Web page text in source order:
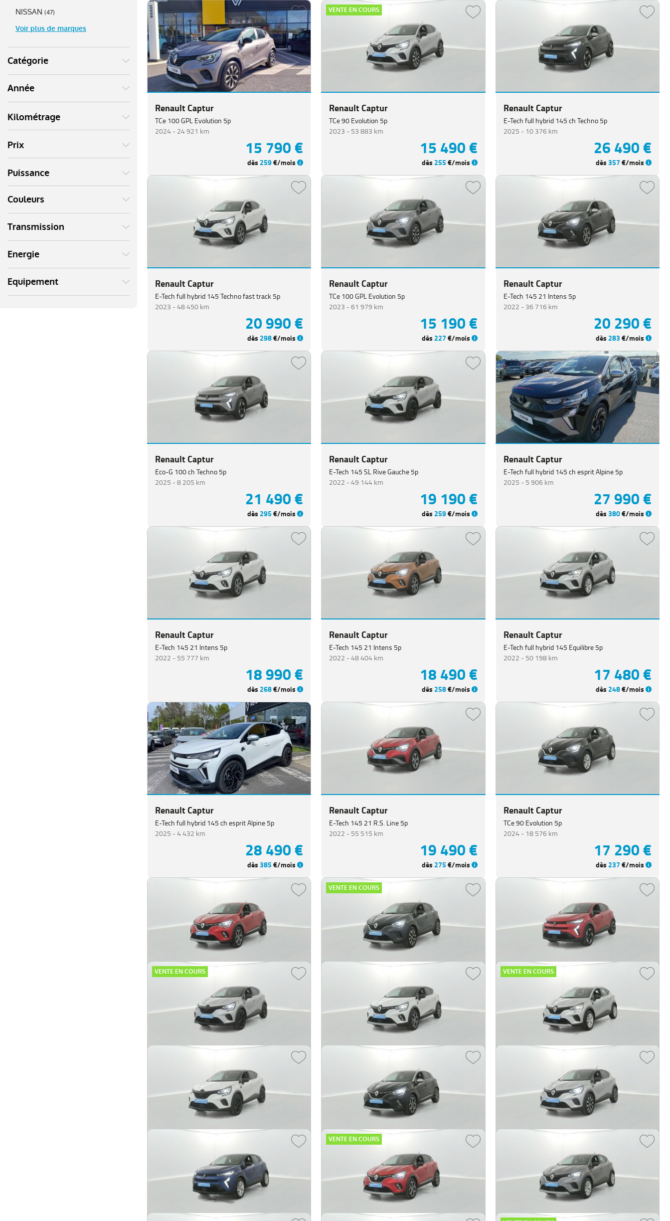
NISSAN (47)
Voir plus de marques
Catégorie
Année
Kilométrage
Prix
Puissance
Couleurs
Transmission
Energie
Equipement
Renault Captur
TCe 100 GPL Evolution 5p
2024 -24 921 km
15 790 €
dès 259€/mois
VENTE EN COURS
Renault Captur
TCe 90 Evolution 5p
2023 -53 883 km
15 490 €
dès 255€/mois
Renault Captur
E-Tech full hybrid 145 ch Techno 5p
2025 - 10 376 km
26 490 €
dès357€/mois
Renault Captur
E-Tech full hybrid 145 Techno fast track 5p
2023 -48 450 km
20 990 €
dès 298€/mois
Renault Captur
TCe 100 GPL Evolution 5p
2023 -61 979 km
15 190 €
dès 227€/mois
Renault Captur
E-Tech 145 21 Intens 5p
2022 -36 716 km
20 290 €
dès 283€/mois
Renault Captur
Eco-G 100 ch Techno 5p
2025 -8 205 km
21 490 €
dès 295€/mois
Renault Captur
E-Tech 145 SL Rive Gauche 5p
2022 -49 144 km
19 190 €
dès 259€/mois
Renault Captur
E-Tech full hybrid 145 ch esprit Alpine 5p
2025 -5 906 km
27 990 €
dès380€/mois
Renault Captur
E-Tech 145 21 Intens 5p
2022 -55 777 km
18 990 €
dès 268€/mois
Renault Captur
E-Tech 145 21 Intens 5p
2022 -48 404 km
18 490 €
dès 258€/mois
Renault Captur
E-Tech full hybrid 145 Equilibre 5p
2022 -50 198 km
17 480 €
dès 248€/mois
Renault Captur
E-Tech full hybrid 145 ch esprit Alpine 5p
2025 -4 432 km
28 490 €
dès385€/mois
Renault Captur
E-Tech 145 21 R.S. Line 5p
2022 -55 515 km
19 490 €
dès 275€/mois
Renault Captur
TCe 90 Evolution 5p
2024 - 18 576 km
17 290 €
dès 237€/mois
E-Tech 145 21 Intens 5p
2022 -33 889 km
19 490 €
VENTE EN COURS
TCe 100 GPL Evolution 5p
2023 -36 627 km
15 890 €
E-Tech full hybrid 145 ch Techno 5p
2025 -11 777 km
25 390 €
VENTE EN COURS
E-Tech 145 SL Rive Gauche 5p
2022 -45 982 km
18 990 €
mild hybrid 160 EDC Techno 5p
2023 -34 924 km
20 490 €
VENTE EN COURS
TCe 100 GPL 21 Business 5p
2021 -52 051 km
14 990 €
TCe 160 EDC SL Rive Gauche 5p
2022 -45 252 km
18 990 €
E-Tech Plug-in 160 Intens 5p
2021 -61 790 km
16 990 €
TCe 100 GPL Evolution 5p
2023 -112 353 km
12 990 €
VENTE EN COURS